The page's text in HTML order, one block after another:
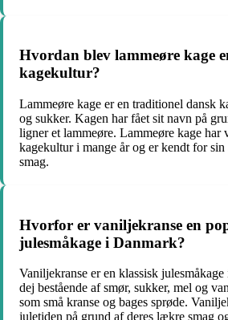
Hvordan blev lammeøre kage
kagekultur?
Lammeøre kage er en traditionel dansk
og sukker. Kagen har fået sit navn på
ligner et lammeøre. Lammeøre kage har
kagekultur i mange år og er kendt for sin
smag.
Hvorfor er vaniljekranse en
julesmåkage i Danmark?
Vaniljekranse er en klassisk
dej bestående af smør, sukker, mel og
som små kranse og bages sprøde.
juletiden på grund af deres lækre smag